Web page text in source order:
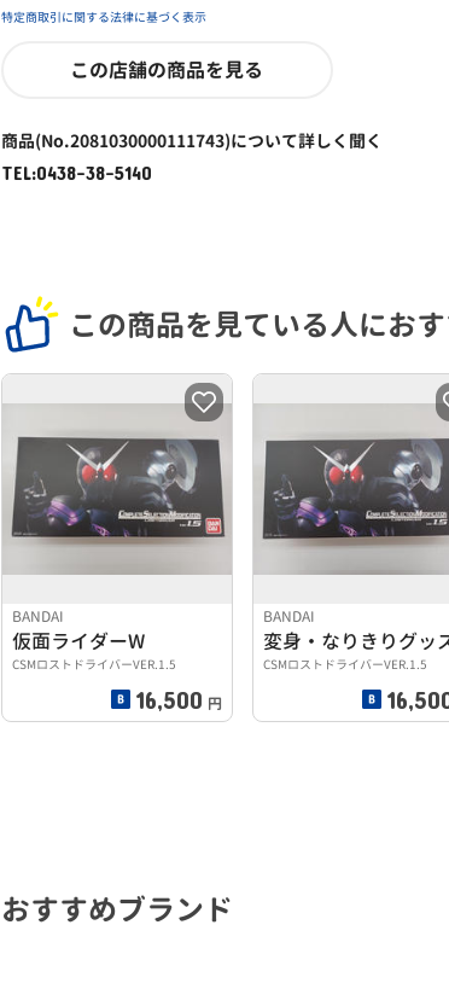
特定商取引に関する法律に基づく表示
この店舗の商品を見る
商品(No.2081030000111743)について詳しく聞く
TEL:0438-38-5140
この商品を見ている人にお
BANDAI
仮面ライダーW
CSMロストドライバーVER.1.5
16,500 円
BANDAI
変身・なりきりグッ
CSMロストドライバーVER.1.5
おすすめブランド